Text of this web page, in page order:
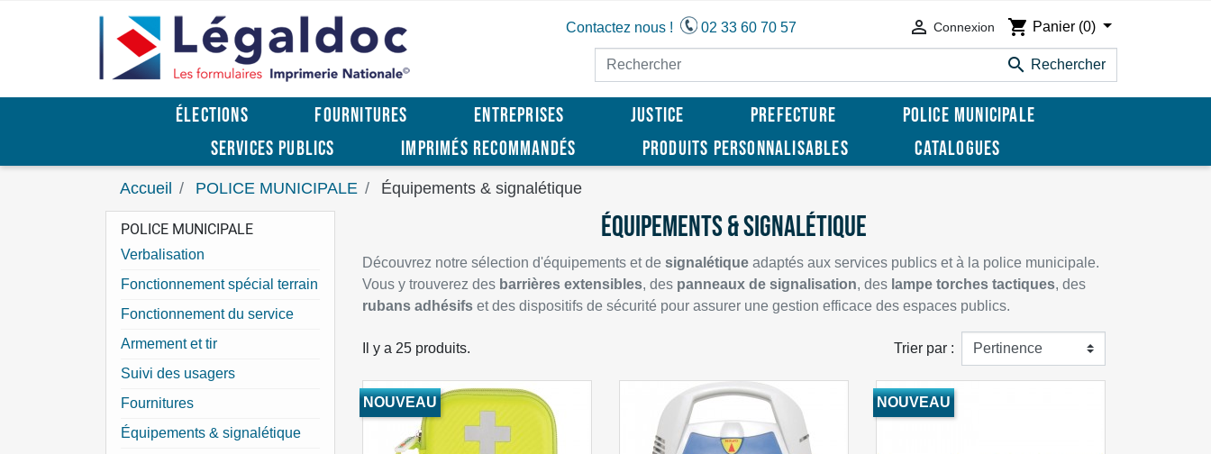
Contactez nous ! 02 33 60 70 57  Connexion shopping_cart Panier (0)
 Rechercher
ÉLECTIONS FOURNITURES ENTREPRISES JUSTICE PREFECTURE
POLICE MUNICIPALE
SERVICES PUBLICS
IMPRIMÉS RECOMMANDÉS PRODUITS PERSONNALISABLES CATALOGUES
Accueil POLICE MUNICIPALE Équipements & signalétique
POLICE MUNICIPALE
Verbalisation
Fonctionnement spécial terrain
Fonctionnement du service
Armement et tir
Suivi des usagers
Fournitures
Équipements & signalétique
ÉQUIPEMENTS & SIGNALÉTIQUE
Découvrez notre sélection d'équipements et de signalétique adaptés aux services publics et à la police municipale.
Vous y trouverez des barrières extensibles, des panneaux de signalisation, des lampe torches tactiques, des
rubans adhésifs et des dispositifs de sécurité pour assurer une gestion efficace des espaces publics.
Il y a 25 produits. Trier par :
NOUVEAU NOUVEAU